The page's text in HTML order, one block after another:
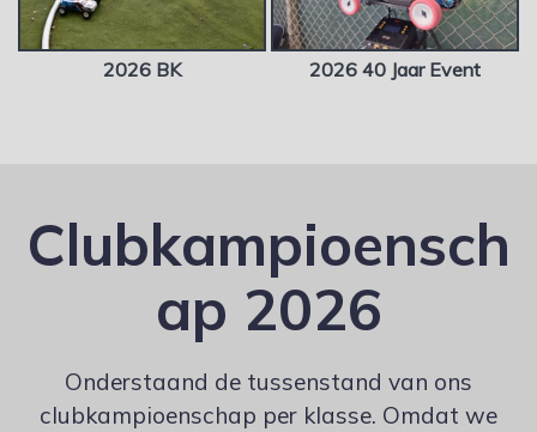
2026 BK 2026 40 Jaar Event
Clubkampioensch
ap 2026
Onderstaand de tussenstand van ons
clubkampioenschap per klasse. Omdat we